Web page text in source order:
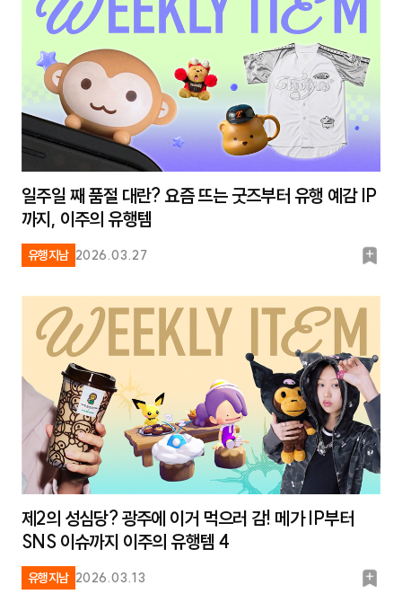
일주일 째 품절 대란? 요즘 뜨는 굿즈부터 유행 예감 IP
까지, 이주의 유행템
유행지남 2026.03.27
북
크
제2의 성심당? 광주에 이거 먹으러 감! 메가 IP부터
SNS 이슈까지 이주의 유행템 4
유행지남 2026.03.13
북